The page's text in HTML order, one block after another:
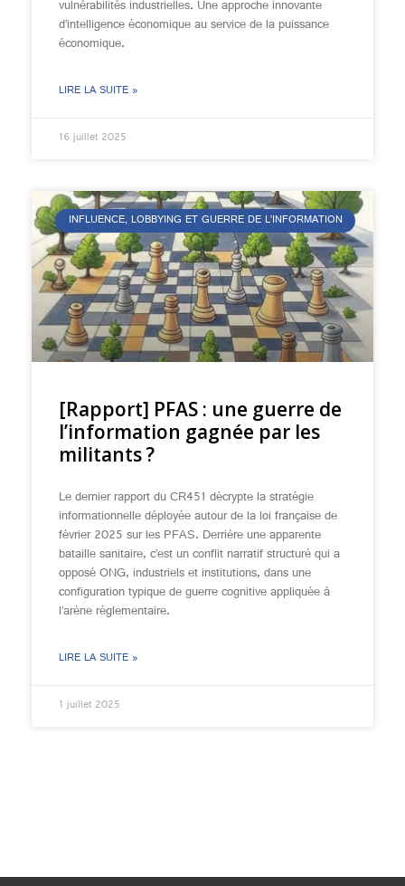
vulnérabilités industrielles. Une approche innovante
d’intelligence économique au service de la puissance
économique.
LIRE LA SUITE »
16 juillet 2025
INFLUENCE, LOBBYING ET GUERRE DE L’INFORMATION
[Rapport] PFAS : une guerre de
l’information gagnée par les
militants ?
Le dernier rapport du CR451 décrypte la stratégie
informationnelle déployée autour de la loi française de
février 2025 sur les PFAS. Derrière une apparente
bataille sanitaire, c’est un conflit narratif structuré qui a
opposé ONG, industriels et institutions, dans une
configuration typique de guerre cognitive appliquée à
l’arène réglementaire.
LIRE LA SUITE »
1 juillet 2025